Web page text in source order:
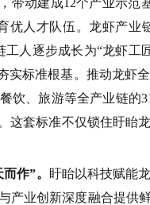
，带动建成12个产业示范
优人才队伍。龙虾产业
工人逐步成长为“龙虾工
实标准根基。 推动龙虾
饮、旅游等全产业链的
这套标准不仅锁住盱眙
而作”。
盱眙以科技赋能
产业创新深度融合提供鲜